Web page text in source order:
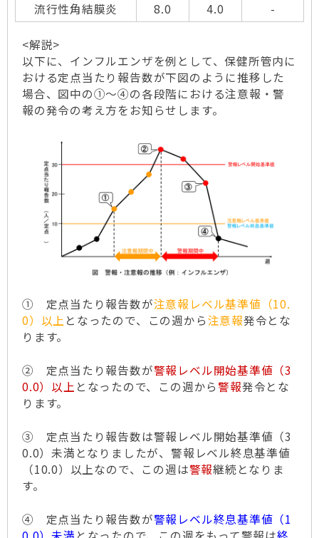
流行性角結膜炎
8.0 4.0 -
<解説>
以下に、インフルエンザを例として、保健所管内に
おける定点当たり報告数が下図のように推移した
場合、図中の①～④の各段階における注意報・警
報の発令の考え方をお知らせします。
① 定点当たり報告数が注意報レベル基準値（10.
0）以上 となったので、この週から注意報発令とな
ります。
② 定点当たり報告数が警報レベル開始基準値（3
0.0）以上 となったので、この週から警報発令とな
ります。
③ 定点当たり報告数は警報レベル開始基準値（3
0.0）未満となりましたが、警報レベル終息基準値
（10.0）以上なので、この週は警報継続となりま
す。
④ 定点当たり報告数が警報レベル終息基準値（1